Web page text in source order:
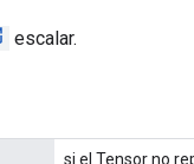
escalar.
si el Tensor no